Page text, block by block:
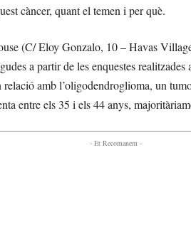
càncer, quant el temen i per què.
(C/ Eloy Gonzalo, 10 – Havas
a partir de les enquestes
relació amb l’oligodendroglioma, un
entre els 35 i els 44 anys,
- Et Recomanem -